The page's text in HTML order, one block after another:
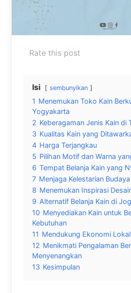
Rate this post
Isi sembunyikan
1 Menemukan Toko Kain
Yogyakarta
2 Keberagaman Jenis Kain di
3 Kualitas Kain yang
4 Harga Terjangkau
5 Pilihan Motif dan Warna
6 Tempat Belanja Kain yang
7 Menjaga Kelestarian
8 Menemukan Inspirasi
9 Alternatif Belanja Kain di
10 Menyediakan Kain untuk
Kebutuhan
11 Mendukung Ekonomi Lokal
12 Menikmati Pengalaman
Menyenangkan
13 Kesimpulan